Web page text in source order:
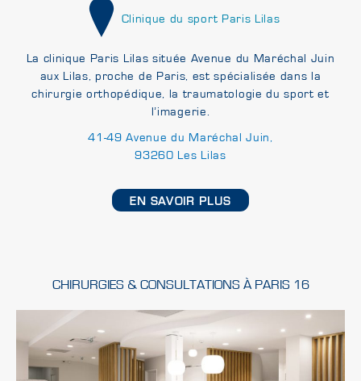
Clinique du sport Paris Lilas
La clinique Paris Lilas située Avenue du Maréchal Juin
aux Lilas, proche de Paris, est spécialisée dans la
chirurgie orthopédique, la traumatologie du sport et
l’imagerie.
41-49 Avenue du Maréchal Juin,
93260 Les Lilas
EN SAVOIR PLUS
CHIRURGIES & CONSULTATIONS À PARIS 16